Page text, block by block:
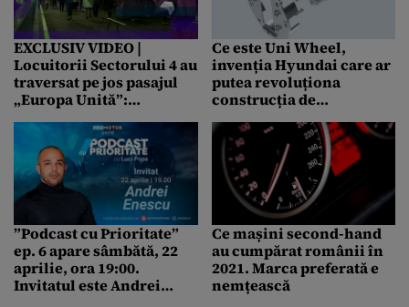
EXCLUSIV VIDEO |
Locuitorii Sectorului 4 au
traversat pe jos pasajul
„Europa Unită”:
Problema traficului se va
rezolva”
Ce este Uni Wheel,
invenția Hyundai care ar
putea revoluționa
construcția de
”Podcast cu Prioritate”
ep. 6 apare sâmbătă, 22
aprilie, ora 19:00.
Invitatul este Andrei
Ce mașini second-hand
au cumpărat românii în
2021. Marca preferată e
nemțească